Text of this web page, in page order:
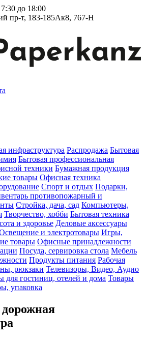
до 18:00
пр-т, 183-185Ак8, 767-Н
инфраструктура Распродажа Бытовая
Бытовая профессиональная
техники Бумажная продукция
товары Офисная техника
Спорт и отдых Подарки,
противопожарный и
Стройка, дача, сад Компьютеры,
Творчество, хобби Бытовая техника
и здоровье Деловые аксессуары
и электротовары Игры,
товары Офисные принадлежности
Посуда, сервировка стола Мебель
Продукты питания Рабочая
рюкзаки Телевизоры, Видео, Аудио
для гостиниц, отелей и дома Товары
упаковка